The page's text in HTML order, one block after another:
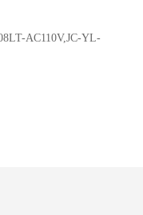
AC110V,JC-YL-